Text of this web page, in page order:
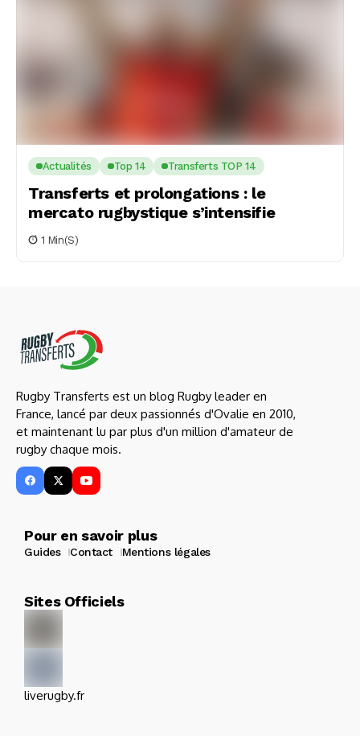
Actualités Top 14 Transferts TOP 14
Transferts et prolongations : le
mercato rugbystique s’intensifie
1 Min(s)
Rugby Transferts est un blog Rugby leader en
France, lancé par deux passionnés d'Ovalie en 2010,
et maintenant lu par plus d'un million d'amateur de
rugby chaque mois.
Pour en savoir plus
Guides Contact Mentions légales
Sites Officiels
liverugby.fr